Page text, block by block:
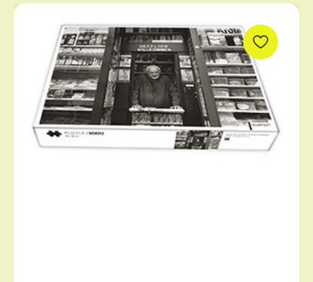
Produktgalerie überspringen